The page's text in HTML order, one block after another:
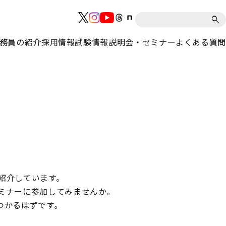
員の紹介採用情報試験情報説明会・セミナーよくある質問
しています。
ーに参加してみませんか。
るはずです。